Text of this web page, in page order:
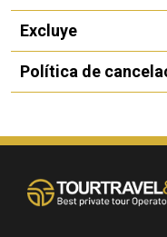
Excluye
Política de